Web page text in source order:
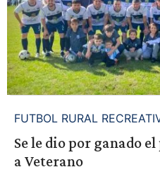
FUTBOL RURAL
Se le dio por ganado
a Veterano